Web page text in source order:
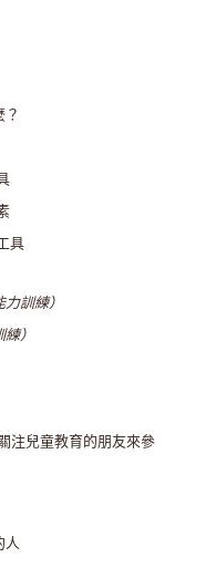
具
力訓練）
）
注兒童教育的朋友來參
人